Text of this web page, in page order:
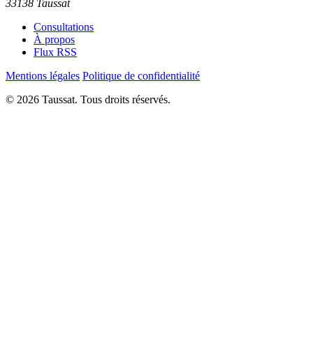
33138 Taussat
Consultations
À propos
Flux RSS
Mentions légales Politique de confidentialité
© 2026 Taussat. Tous droits réservés.